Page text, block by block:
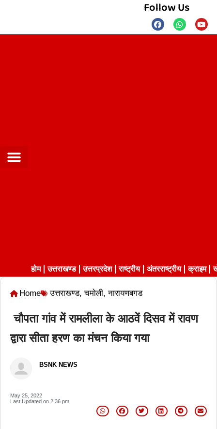
Follow Us
होम उत्तराखण्ड उत्तरप्रदेश राष्ट्रीय अंतरराष्ट्रीय क्राइम
Home उत्तराखण्ड,चमोली,नारायणबगड
चौपता गांव में रामलीला के आठवें दिसव में रावण
द्वारा सीता हरण का मंचन किया गया
BSNK NEWS
May 25, 2022
Last Updated on 2:36 pm